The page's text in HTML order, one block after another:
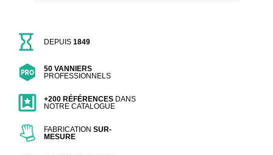
DEPUIS1849
50 VANNIERS
PROFESSIONNELS
+200 RÉFÉRENCES DANS
NOTRE CATALOGUE
FABRICATIONSUR-
MESURE